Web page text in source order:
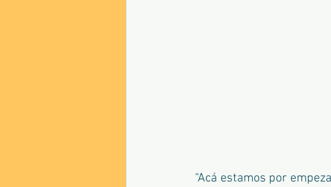
“Acá estamos por